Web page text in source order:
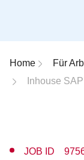
Breadcrumb-
Home
Für
Inhouse
JOB ID